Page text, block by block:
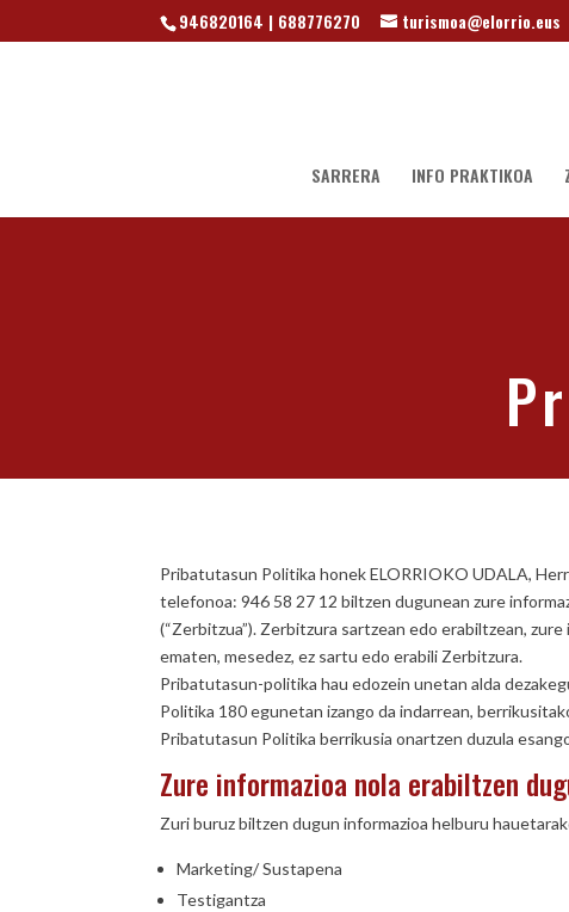
946820164 | 688776270 turismoa@elorrio.eus
SARRERA INFO PRAKTIKOA
Pribatutasun Politika honek ELORRIOKO UDALA,
telefonoa: 946 58 27 12 biltzen dugunean zure
(“Zerbitzua”). Zerbitzura sartzean edo erabiltzean,
ematen, mesedez, ez sartu edo erabili Zerbitzura.
Pribatutasun-politika hau edozein unetan alda
Politika 180 egunetan izango da indarrean,
Pribatutasun Politika berrikusia onartzen duzula
Zure informazioa nola erabiltzen
Zuri buruz biltzen dugun informazioa helburu
Marketing/ Sustapena
Testigantza